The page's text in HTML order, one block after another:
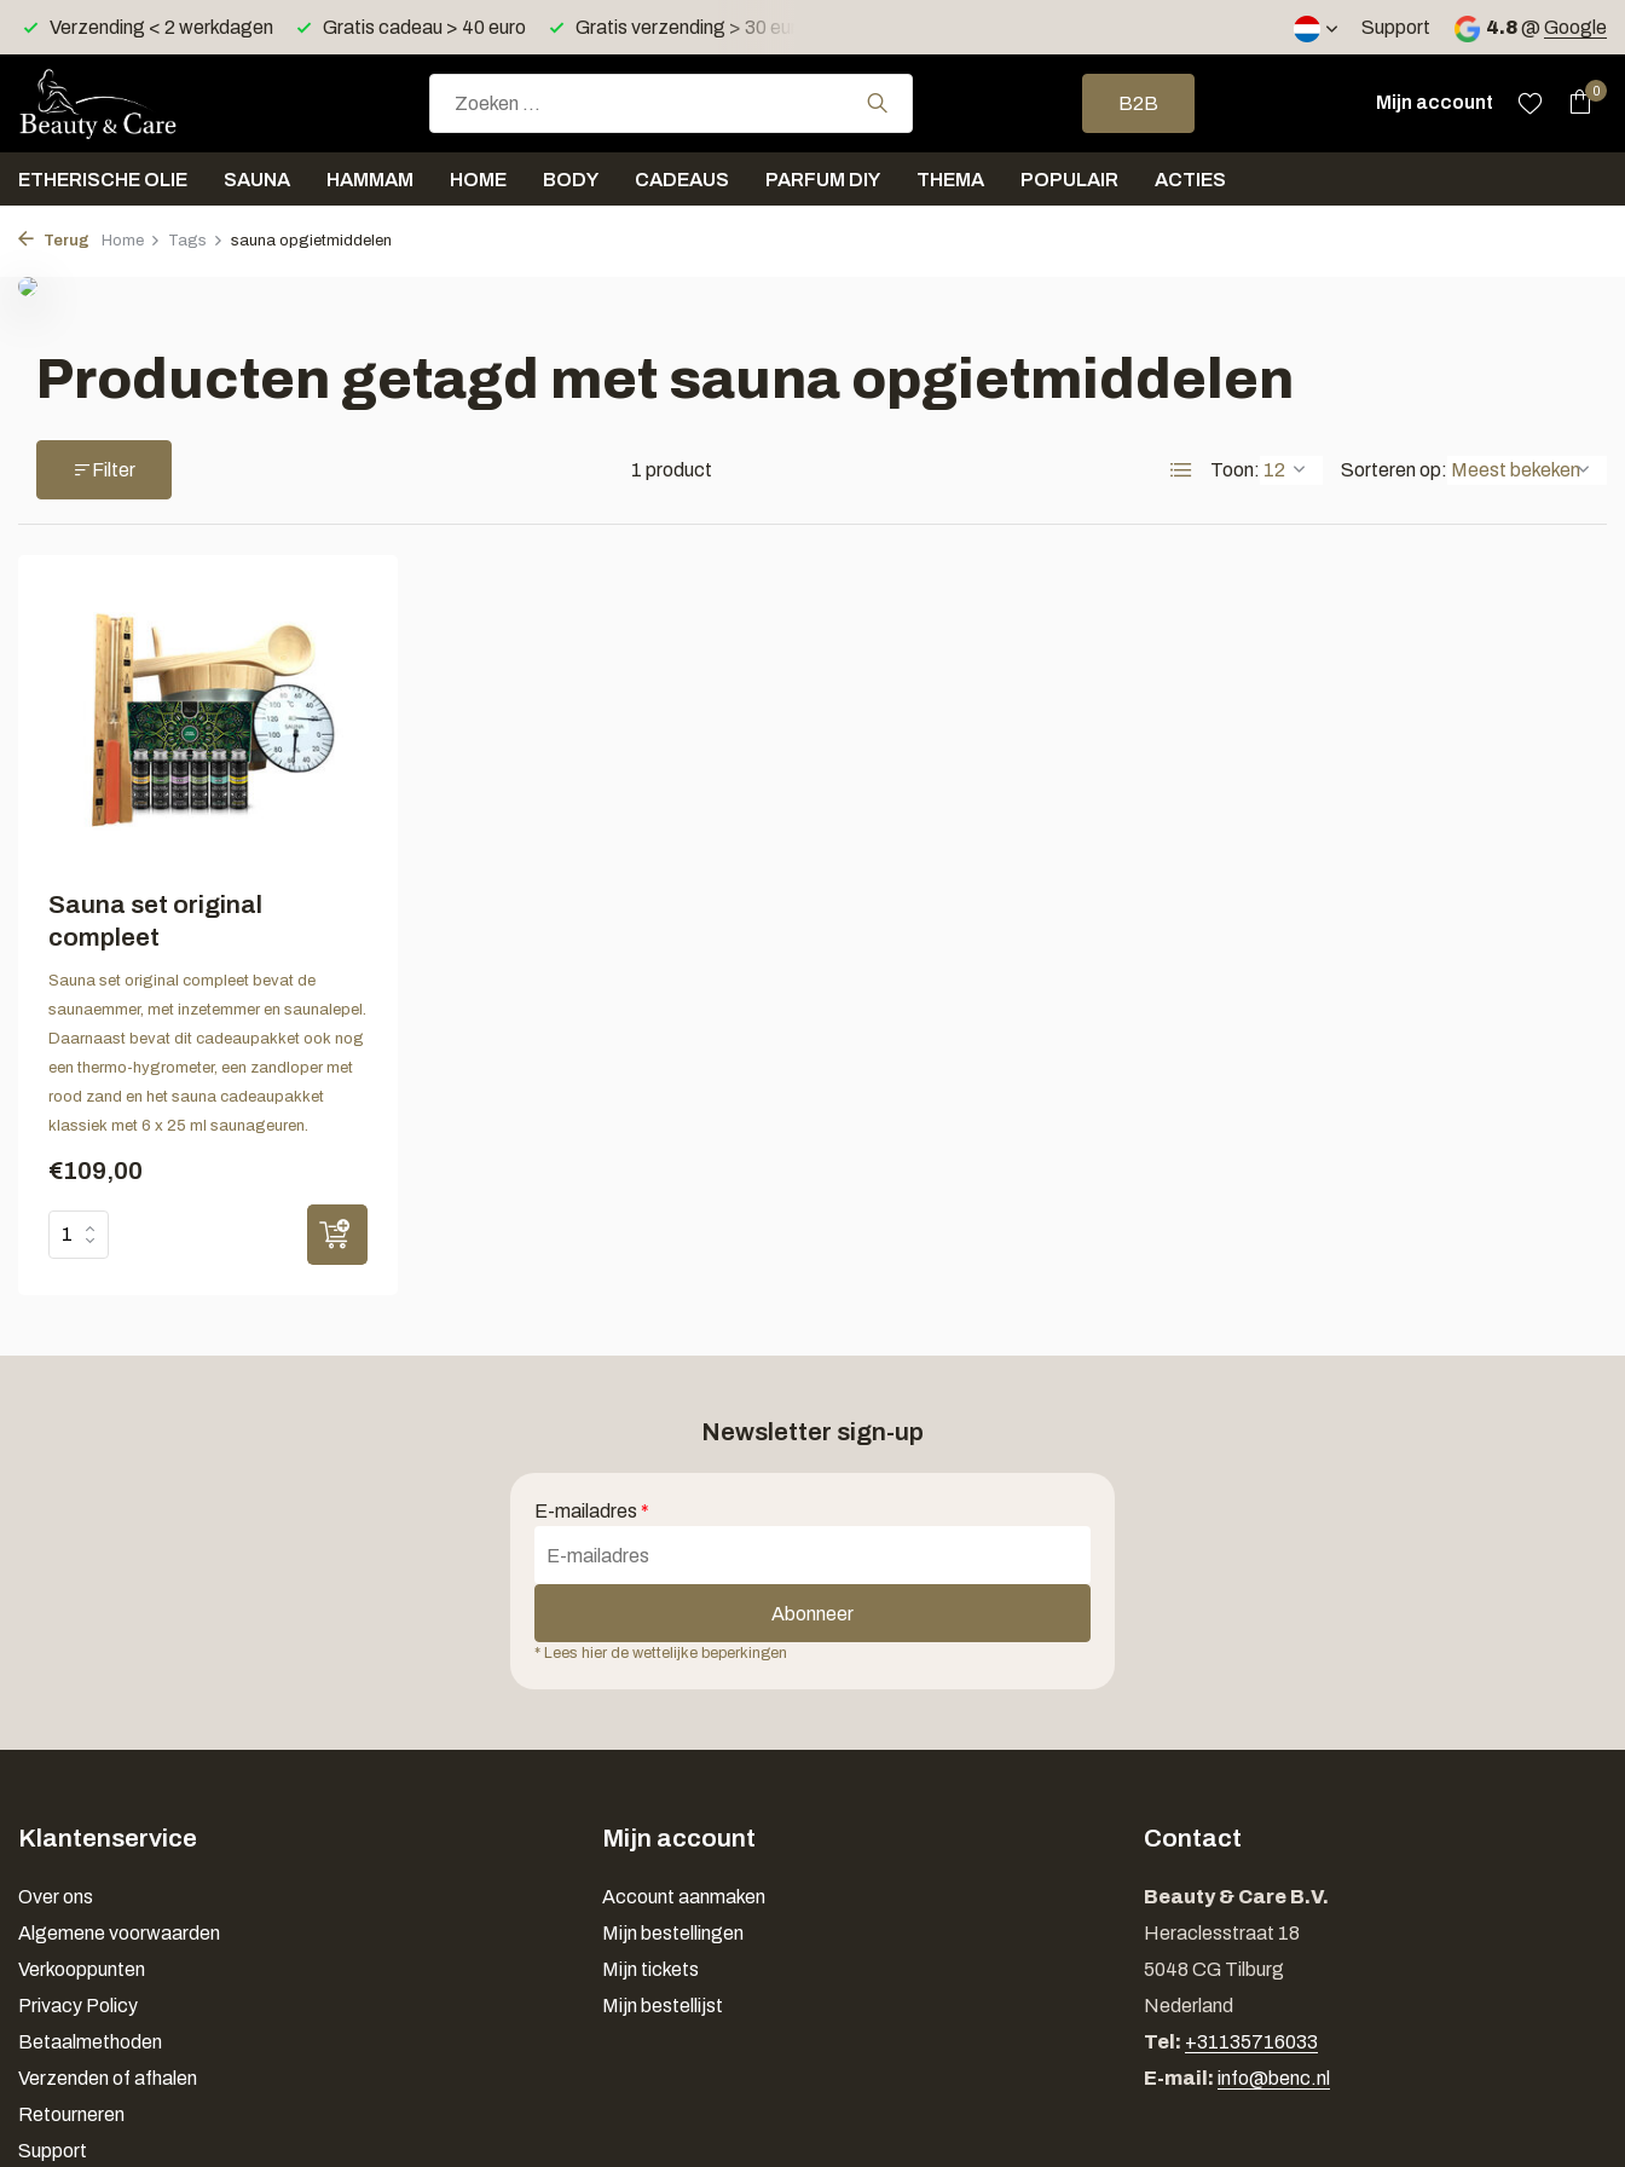
Verzending < 2 werkdagen Gratis cadeau > 40 euro Gratis verzending > 30 euro in NL en BE Support 4.8@ Google
Gebruik de pijltjes op en neer om een beschikbaar resultaat te selecteren. Druk
B2B
Mijn account
0
ETHERISCHE OLIE SAUNA HAMMAM HOME BODY CADEAUS PARFUM DIY THEMA POPULAIR ACTIES
Terug Home Tags sauna opgietmiddelen
Producten getagd met sauna opgietmiddelen
Filter 1 product Toon: Sorteren op:
Sauna set original
compleet
Sauna set original compleet bevat de
saunaemmer, met inzetemmer en saunalepel.
Daarnaast bevat dit cadeaupakket ook nog
een thermo-hygrometer, een zandloper met
rood zand en het sauna cadeaupakket
klassiek met 6 x 25 ml saunageuren.
€109,00
Newsletter sign-up
E-mailadres *
Abonneer
* Lees hier de wettelijke beperkingen
Klantenservice
Over ons
Algemene voorwaarden
Verkooppunten
Privacy Policy
Betaalmethoden
Verzenden of afhalen
Retourneren
Support
Mijn account
Account aanmaken
Mijn bestellingen
Mijn tickets
Mijn bestellijst
Contact
Beauty & Care B.V.
Heraclesstraat 18
5048 CG Tilburg
Nederland
Tel: +31135716033
E-mail: info@benc.nl